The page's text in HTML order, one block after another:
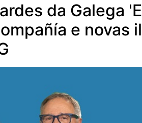
da Galega
e novas